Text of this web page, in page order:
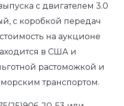
с двигателем 3.0
с коробкой передач
на аукционе
в США и
растоможкой и
транспортом.